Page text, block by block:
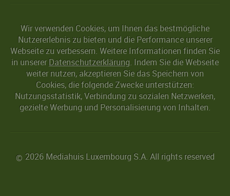
Wir verwenden Cookies, um Ihnen das bestmögliche
Nutzererlebnis zu bieten und die Performance unserer
Webseite zu verbessern. Weitere Informationen finden Sie
in unserer Datenschutzerklärung. Indem Sie die Webseite
weiter nutzen, akzeptieren Sie das Speichern von
Cookies, die folgende Zwecke unterstützen:
Nutzungsstatistik, Verbindung zu sozialen Netzwerken,
gezielte Werbung und Personalisierung von Inhalten.
© 2026 Mediahuis Luxembourg S.A. All rights reserved